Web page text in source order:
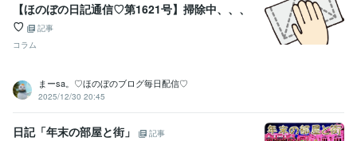
【ほのぼの日記通信♡第1621号】掃除中、、、
♡
記事
コラム
まーsa。♡ほのぼのブログ毎日配信♡
2025/12/30 20:45
日記「年末の部屋と街」
記事